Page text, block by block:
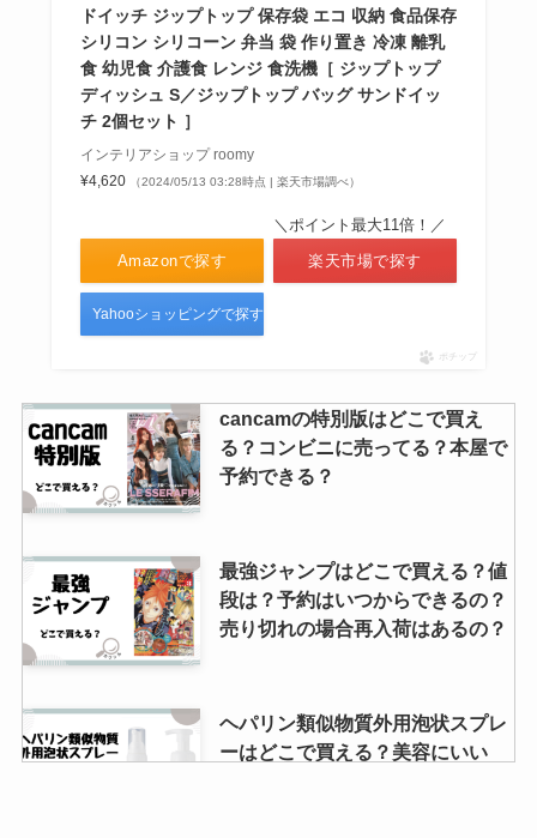
ドイッチ ジップトップ 保存袋 エコ 収納 食品保存
シリコン シリコーン 弁当 袋 作り置き 冷凍 離乳
食 幼児食 介護食 レンジ 食洗機［ ジップトップ
ディッシュ S／ジップトップ バッグ サンドイッ
チ 2個セット ］
インテリアショップ roomy
¥4,620
（2024/05/13 03:28時点 | 楽天市場調べ）
Amazonで探す
＼ポイント最大11倍！／
楽天市場で探す
Yahooショッピングで探す
ポチップ
cancamの特別版はどこで買え
る？コンビニに売ってる？本屋で
予約できる？
最強ジャンプはどこで買える？値
段は？予約はいつからできるの？
売り切れの場合再入荷はあるの？
ヘパリン類似物質外用泡状スプレ
ーはどこで買える？美容にいい